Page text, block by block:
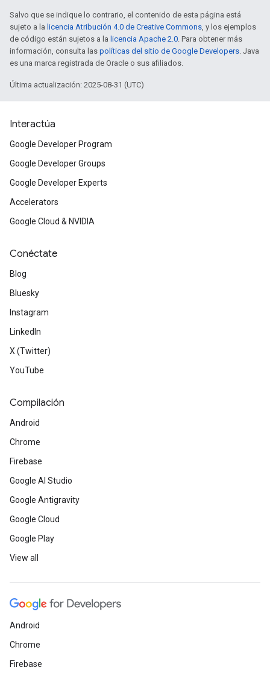
Salvo que se indique lo contrario, el contenido de esta página está
sujeto a la licencia Atribución 4.0 de Creative Commons, y los ejemplos
de código están sujetos a la licencia Apache 2.0. Para obtener más
información, consulta las políticas del sitio de Google Developers. Java
es una marca registrada de Oracle o sus afiliados.
Última actualización: 2025-08-31 (UTC)
Interactúa
Google Developer Program
Google Developer Groups
Google Developer Experts
Accelerators
Google Cloud & NVIDIA
Conéctate
Blog
Bluesky
Instagram
LinkedIn
X (Twitter)
YouTube
Compilación
Android
Chrome
Firebase
Google AI Studio
Google Antigravity
Google Cloud
Google Play
View all
Android
Chrome
Firebase